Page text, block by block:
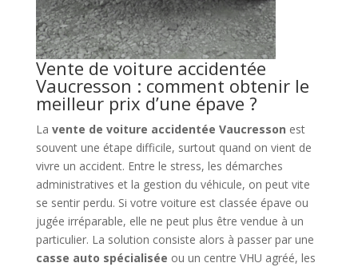
Vente de voiture accidentée
Vaucresson : comment obtenir le
meilleur prix d’une épave ?
La vente de voiture accidentée Vaucresson est
souvent une étape difficile, surtout quand on vient de
vivre un accident. Entre le stress, les démarches
administratives et la gestion du véhicule, on peut vite
se sentir perdu. Si votre voiture est classée épave ou
jugée irréparable, elle ne peut plus être vendue à un
particulier. La solution consiste alors à passer par une
casse auto spécialisée ou un centre VHU agréé, les